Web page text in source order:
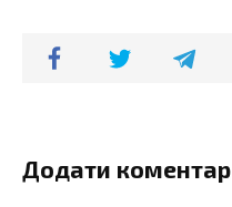
Додати коментар